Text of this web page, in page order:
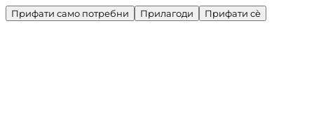
Прифати само потребни Прилагоди Прифати сè